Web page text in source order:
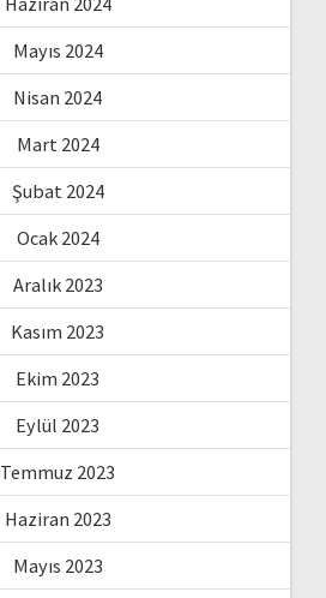
Mayıs 2024
Nisan 2024
Mart 2024
Şubat 2024
Ocak 2024
Aralık 2023
Kasım 2023
Ekim 2023
Eylül 2023
Temmuz 2023
Haziran 2023
Mayıs 2023